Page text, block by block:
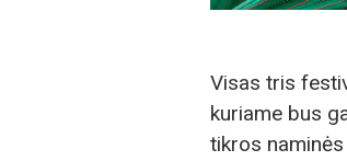
Visas tris
kuriame bus
tikros